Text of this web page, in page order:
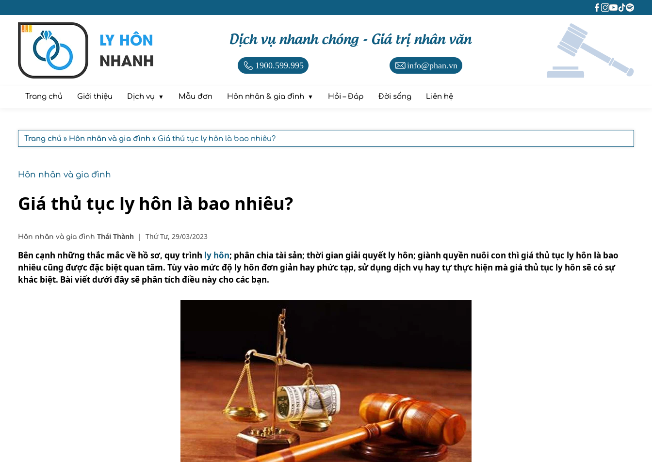
Dịch vụ nhanh chóng - Giá trị nhân văn
1900.599.995 info@phan.vn
Trang chủ Giới thiệu Dịch vụ Mẫu đơn Hôn nhân & gia đình Hỏi – Đáp Đời sống Liên hệ
Trang chủ » Hôn nhân và gia đình » Giá thủ tục ly hôn là bao nhiêu?
Hôn nhân và gia đình
Giá thủ tục ly hôn là bao nhiêu?
Hôn nhân và gia đình Thái Thành | Thứ Tư, 29/03/2023
Bên cạnh những thắc mắc về hồ sơ, quy trình ly hôn; phân chia tài sản; thời gian giải quyết ly hôn; giành quyền nuôi con thì giá thủ tục ly hôn là bao
nhiêu cũng được đặc biệt quan tâm. Tùy vào mức độ ly hôn đơn giản hay phức tạp, sử dụng dịch vụ hay tự thực hiện mà giá thủ tục ly hôn sẽ có sự
khác biệt. Bài viết dưới đây sẽ phân tích điều này cho các bạn.